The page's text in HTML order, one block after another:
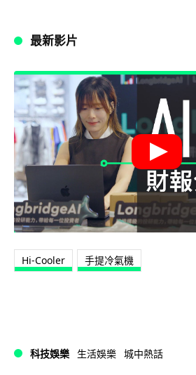
最新影片
Hi-Cooler 手提冷氣機
科技娛樂 生活娛樂 城中熱話